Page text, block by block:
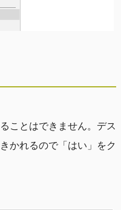
ことはできません。デス
かれるので「はい」をク